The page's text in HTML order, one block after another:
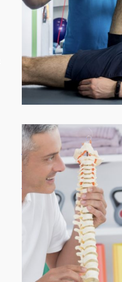
ブログ
From 橘田幸博 スタバに
子供ってすごいパワーがある
あなたが可動
善できない理
は！？
12月 2, 2019
橘田 幸博
inブログ